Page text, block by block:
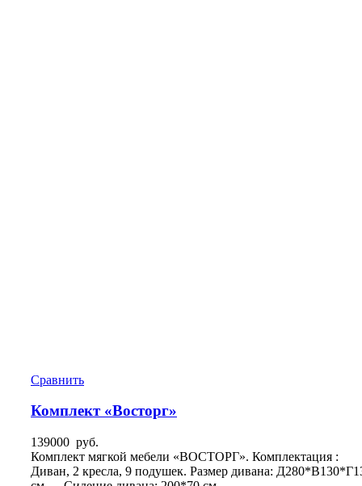
Сравнить
Комплект «Восторг»
139000 руб.
Комплект мягкой мебели «ВОСТОРГ». Комплектация :
Диван, 2 кресла, 9 подушек. Размер дивана: